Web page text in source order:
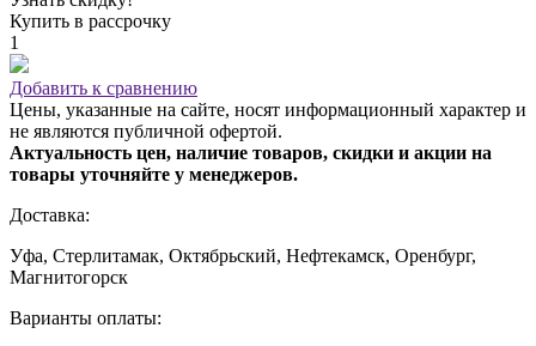
Купить в рассрочку
1
Добавить к сравнению
Цены, указанные на сайте, носят информационный характер и
не являются публичной офертой.
Актуальность цен, наличие товаров, скидки и акции на
товары уточняйте у менеджеров.
Доставка:
Уфа, Стерлитамак, Октябрьский, Нефтекамск, Оренбург,
Магнитогорск
Варианты оплаты: